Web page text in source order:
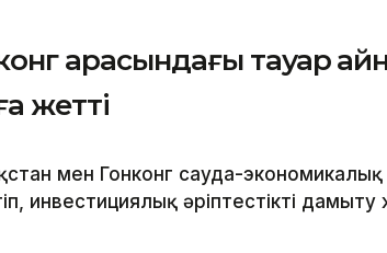
арасындағы тауар
жетті
мен Гонконг сауда-экономикалық
инвестициялық әріптестікті дамыту